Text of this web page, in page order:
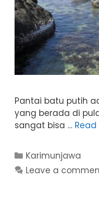
Pantai batu putih
yang berada di
sangat bisa …
Categories
Karimunjawa
Leave a